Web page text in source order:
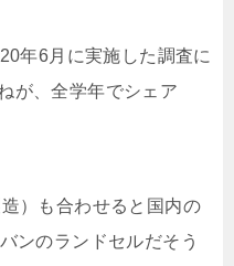
年6月に実施した調査に
が、全学年でシェア
）も合わせると国内の
ンのランドセルだそう